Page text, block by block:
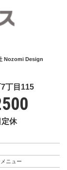
Nozomi Design
丁目115
休
ニュー